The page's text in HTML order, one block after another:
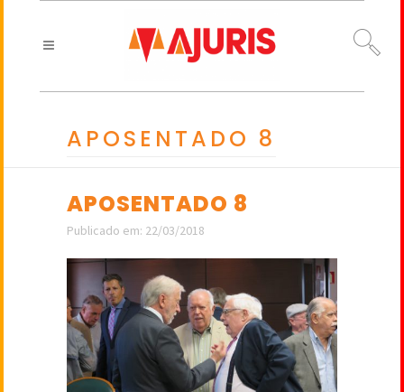
APOSENTADO 8
APOSENTADO 8
Publicado em: 22/03/2018